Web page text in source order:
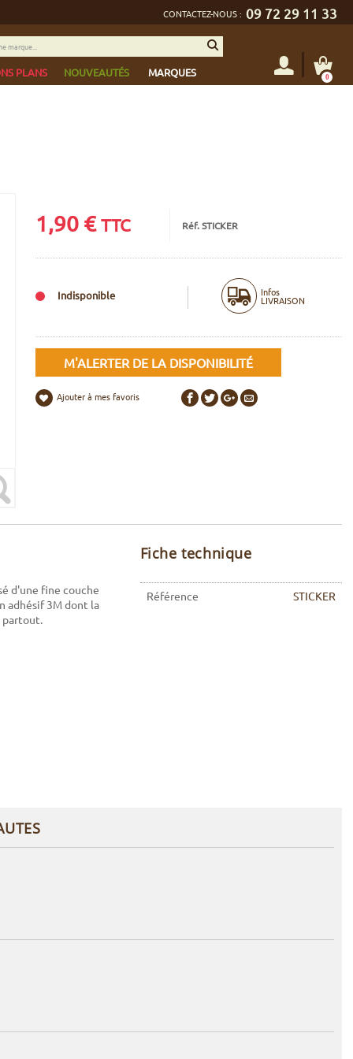
CONTACTEZ-NOUS : 09 72 29 11 33
PLANS NOUVEAUTÉS MARQUES 0
1,90€ TTC Réf. STICKER
Indisponible Infos
LIVRAISON
M'ALERTER DE LA DISPONIBILITÉ
Ajouter à mes favoris
d'une fine couche
adhésif 3M dont la
partout.
Fiche technique
Référence STICKER